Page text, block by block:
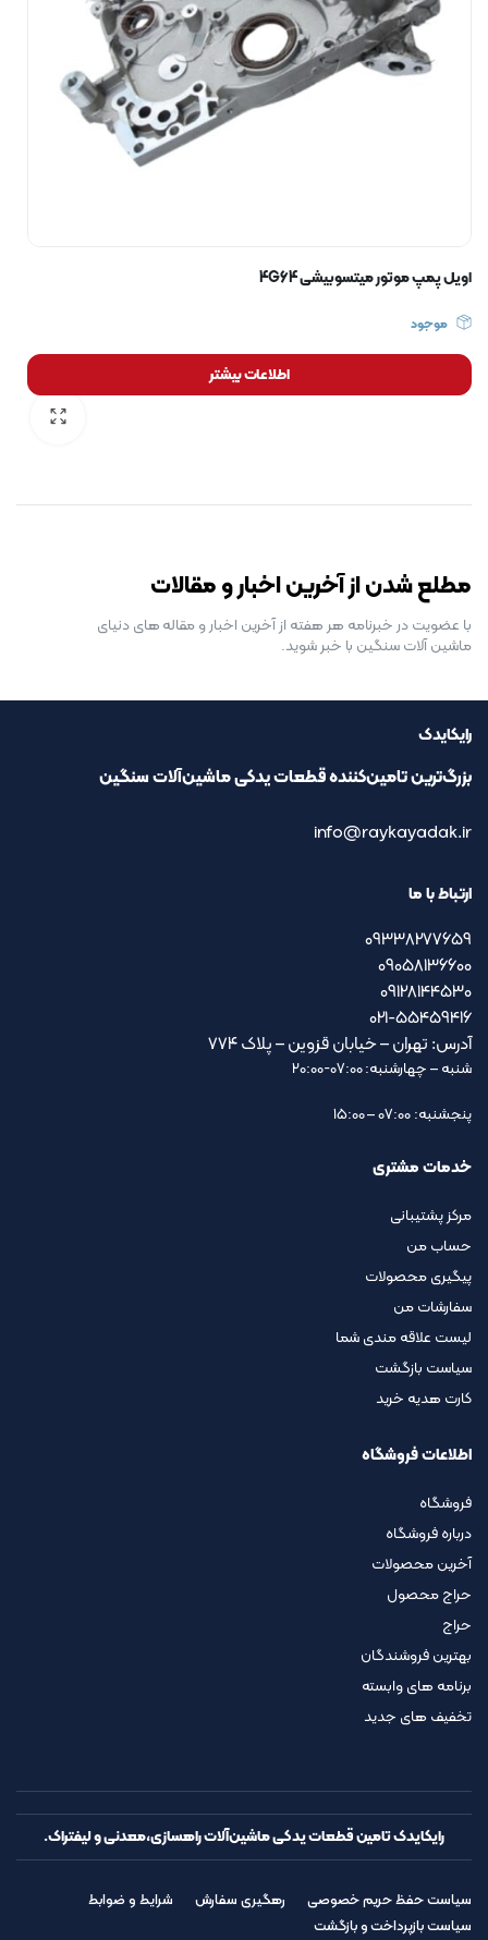
اویل پمپ موتور میتسوبیشی 4G64
موجود
اطلاعات بیشتر
مطلع شدن از آخرین اخبار و مقالات
با عضویت در خبرنامه هر هفته از آخرین اخبار و مقاله های دنیای
ماشین آلات سنگین با خبر شوید.
رایکایدک
بزرگ‌ترین تامین‌کننده قطعات یدکی ماشین‌آلات سنگین
info@raykayadak.ir
ارتباط با ما
09338277659
09058136600
09128144530
021-55459416
آدرس: تهران – خیابان قزوین – پلاک ۷۷۴
شنبه – چهارشنبه: 07:00-20:00
پنجشنبه: 07:00 – 15:00
خدمات مشتری
مرکز پشتیبانی
حساب من
پیگیری محصولات
سفارشات من
لیست علاقه مندی شما
سیاست بازگشت
کارت هدیه خرید
اطلاعات فروشگاه
فروشگاه
درباره فروشگاه
آخرین محصولات
حراج محصول
حراج
بهترین فروشندگان
برنامه های وابسته
تخفیف های جدید
رایکایدک تامین قطعات یدکی ماشین‌آلات راهسازی،معدنی و لیفتراک.
سیاست حفظ حریم خصوصی رهگیری سفارش
شرایط و ضوابط
سیاست بازپرداخت و بازگشت